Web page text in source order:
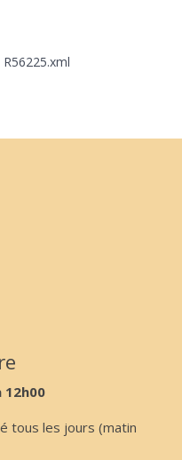
12h00
tous les jours (matin